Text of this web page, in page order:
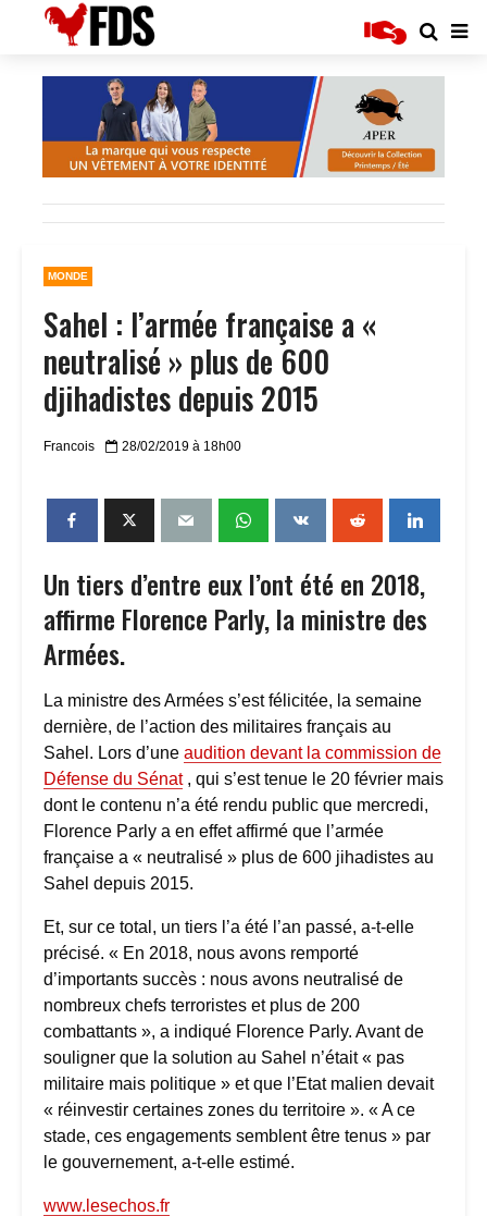
MONDE
Sahel : l’armée française a «
neutralisé » plus de 600
djihadistes depuis 2015
Francois 28/02/2019 à 18h00
Un tiers d’entre eux l’ont été en 2018,
affirme Florence Parly, la ministre des
Armées.
La ministre des Armées s’est félicitée, la semaine
dernière, de l’action des militaires français au
Sahel. Lors d’une audition devant la commission de
Défense du Sénat, qui s’est tenue le 20 février mais
dont le contenu n’a été rendu public que mercredi,
Florence Parly a en effet affirmé que l’armée
française a « neutralisé » plus de 600 jihadistes au
Sahel depuis 2015.
Et, sur ce total, un tiers l’a été l’an passé, a-t-elle
précisé. « En 2018, nous avons remporté
d’importants succès : nous avons neutralisé de
nombreux chefs terroristes et plus de 200
combattants », a indiqué Florence Parly. Avant de
souligner que la solution au Sahel n’était « pas
militaire mais politique » et que l’Etat malien devait
« réinvestir certaines zones du territoire ». « A ce
stade, ces engagements semblent être tenus » par
le gouvernement, a-t-elle estimé.
www.lesechos.fr